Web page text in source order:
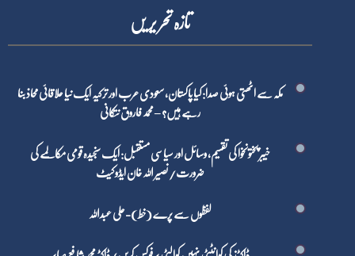
تازہ تحر یر یں
مکہ سے اٹھتی ہوئی صدا: کیا پاکستان، سعودی عرب اور ترکیہ ایک نیا علاقائی محاذ بنا
رہے ہیں؟ – محمد فاروق نتکانی
خیبر پختونخوا کی تقسیم، وسائل اور سیاسی مستقبل: ایک سنجیدہ قومی مکالمے کی
ضرورت/ نصیر اللہ خان ایڈوکیٹ
لفظوں سے پرے (خط)-علی عبداللہ